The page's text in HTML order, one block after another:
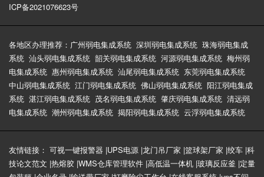
ICP备2021076623号
各地区办理推荐： 广州弱电集成系统 深圳弱电集成系统 珠海弱电集成
系统 汕头弱电集成系统 韶关弱电集成系统 河源弱电集成系统 梅州弱
电集成系统 惠州弱电集成系统 汕尾弱电集成系统 东莞弱电集成系统
中山弱电集成系统 江门弱电集成系统 佛山弱电集成系统 阳江弱电集成
系统 湛江弱电集成系统 茂名弱电集成系统 肇庆弱电集成系统 清远弱
电集成系统 潮州弱电集成系统 揭阳弱电集成系统 云浮弱电集成系统
友情链接： 可视一键报警器 |UPS电源 |龙门吊厂家 |篮球架厂家 |绞车 |科
技论文范文 |热熔胶 |WMS仓库管理软件 |高低温一体机 |玻璃反应釜 |定量